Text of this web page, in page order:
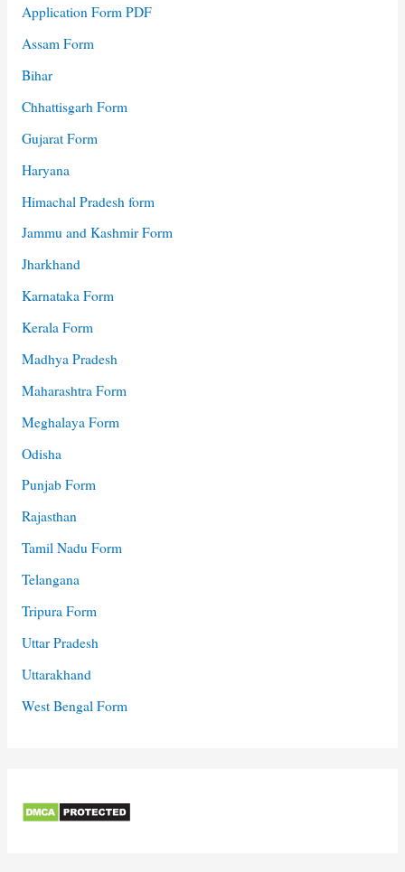
Application Form PDF
Assam Form
Bihar
Chhattisgarh Form
Gujarat Form
Haryana
Himachal Pradesh form
Jammu and Kashmir Form
Jharkhand
Karnataka Form
Kerala Form
Madhya Pradesh
Maharashtra Form
Meghalaya Form
Odisha
Punjab Form
Rajasthan
Tamil Nadu Form
Telangana
Tripura Form
Uttar Pradesh
Uttarakhand
West Bengal Form